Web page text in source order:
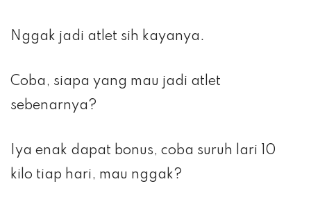
Nggak jadi atlet sih kayanya.
Coba, siapa yang mau jadi atlet
sebenarnya?
Iya enak dapat bonus, coba suruh lari 10
kilo tiap hari, mau nggak?